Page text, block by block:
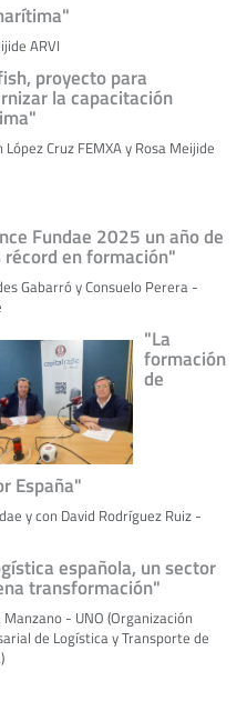
ARVI
proyecto para
la capacitación
López Cruz FEMXA y Rosa Meijide
Fundae 2025 un año de
en formación"
Gabarró y Consuelo Perera -
"La
formación
de
España"
y con David Rodríguez Ruiz -
española, un sector
transformación"
- UNO (Organización
de Logística y Transporte de